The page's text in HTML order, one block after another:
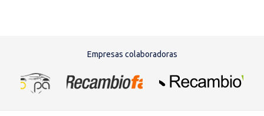
Empresas colaboradoras